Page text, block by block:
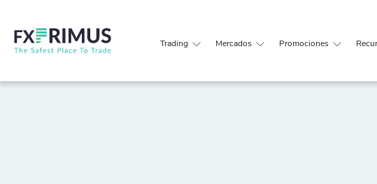
Trading Mercados Promociones